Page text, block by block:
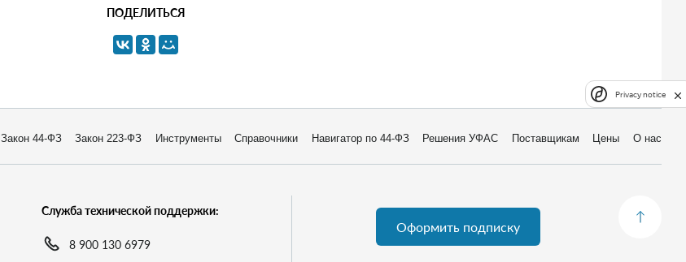
ПОДЕЛИТЬСЯ
Закон 44-ФЗ Закон 223-ФЗ Инструменты Справочники Навигатор по 44-ФЗ Решения УФАС Поставщикам Цены О нас
Служба технической поддержки:
8 900 130 6979
Оформить подписку
Privacy notice